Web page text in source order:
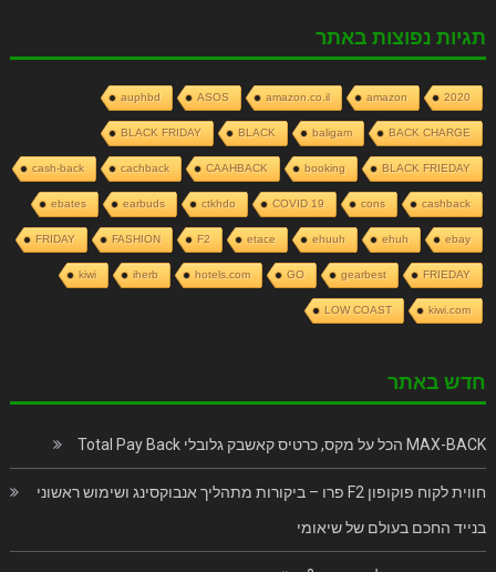
תגיות נפוצות באתר
2020
amazon
amazon.co.il
ASOS
auphbd
BACK CHARGE
baligam
BLACK
BLACK FRIDAY
BLACK FRIEDAY
booking
CAAHBACK
cachback
cash-back
cashback
cons
COVID 19
ctkhdo
earbuds
ebates
ebay
ehuh
ehuuh
etace
F2
FASHION
FRIDAY
FRIEDAY
gearbest
GO
hotels.com
iherb
kiwi
kiwi.com
LOW COAST
חדש באתר
MAX-BACK הכל על מקס, כרטיס קאשבק גלובלי Total Pay Back
חווית לקוח פוקופון F2 פרו – ביקורות מתהליך אנבוקסינג ושימוש ראשוני
בנייד החכם בעולם של שיאומי